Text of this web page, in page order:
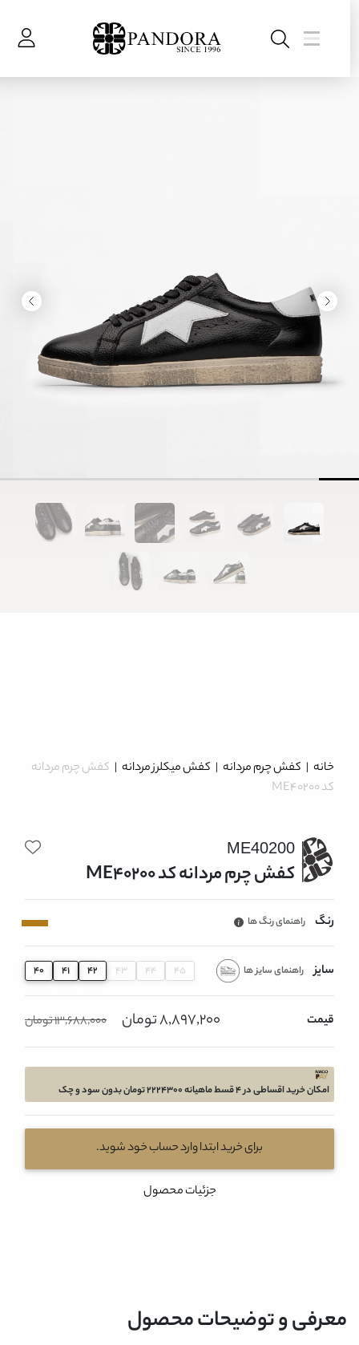
خانه | کفش چرم مردانه| کفش میکلرز مردانه| کفش چرم مردانه
کد ME40200
ME40200
کفش چرم مردانه کد ME40200
رنگ راهنمای رنگ ها
سایز راهنمای سایز ها 40 42 43 44 45
قیمت 8,897,200 تومان 13,688,000 تومان
امکان خرید اقساطی در 4 قسط ماهیانه 2224300 تومان بدون سود و چک
برای خرید ابتدا وارد حساب خود شوید.
جزئیات محصول
معرفی و توضیحات محصول